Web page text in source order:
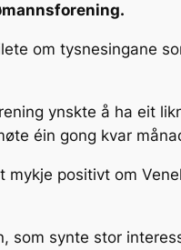
om tysnesingane
ynskte å ha eit
éin gong kvar
mykje positivt om
som synte stor